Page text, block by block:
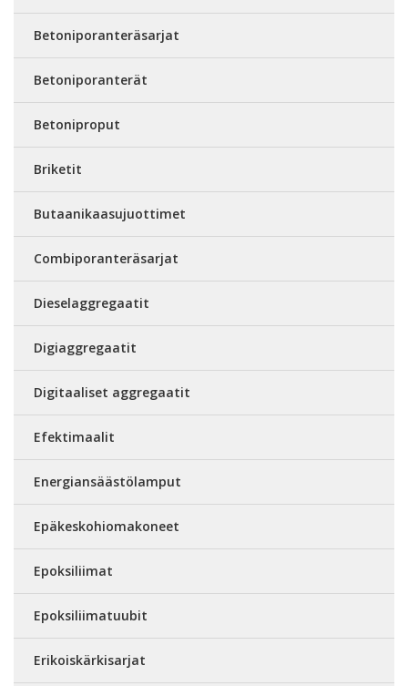
Betoniporanteräsarjat
Betoniporanterät
Betoniproput
Briketit
Butaanikaasujuottimet
Combiporanteräsarjat
Dieselaggregaatit
Digiaggregaatit
Digitaaliset aggregaatit
Efektimaalit
Energiansäästölamput
Epäkeskohiomakoneet
Epoksiliimat
Epoksiliimatuubit
Erikoiskärkisarjat